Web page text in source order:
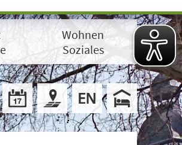
Wohnen
Soziales